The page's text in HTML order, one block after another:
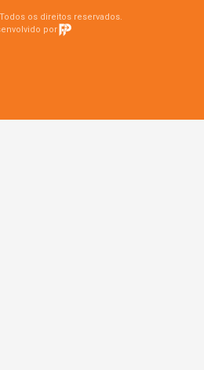
os direitos reservados.
por